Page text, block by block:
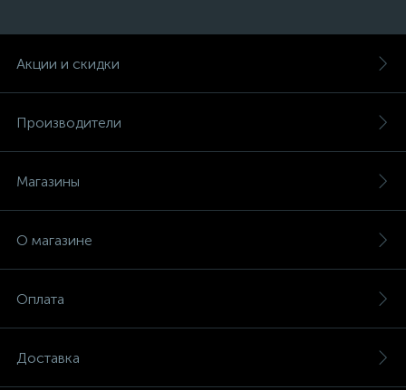
Акции и скидки
Производители
Магазины
О магазине
Оплата
Доставка